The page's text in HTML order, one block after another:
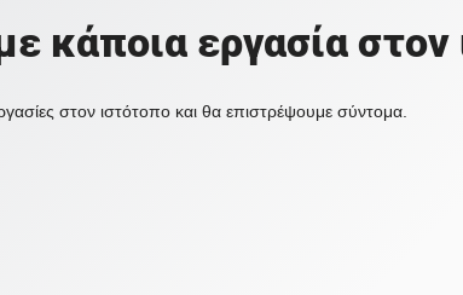
κάποια εργασία στον
στον ιστότοπο και θα επιστρέψουμε σύντομα.